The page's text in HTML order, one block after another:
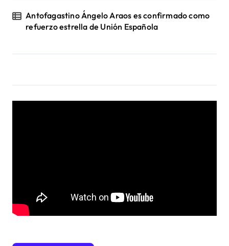
Antofagastino Ángelo Araos es confirmado como
refuerzo estrella de Unión Española